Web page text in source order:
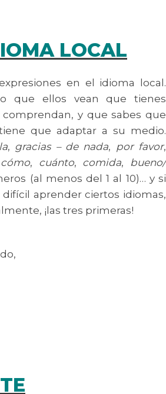
LOCAL
en el idioma local.
que ellos vean que tienes
y que sabes que
que adaptar a su medio.
, gracias –de nada, por favor,
cómo, cuánto, comida, bueno/
(al menos del 1 al 10)… y si
aprender ciertos idiomas,
¡las tres primeras!